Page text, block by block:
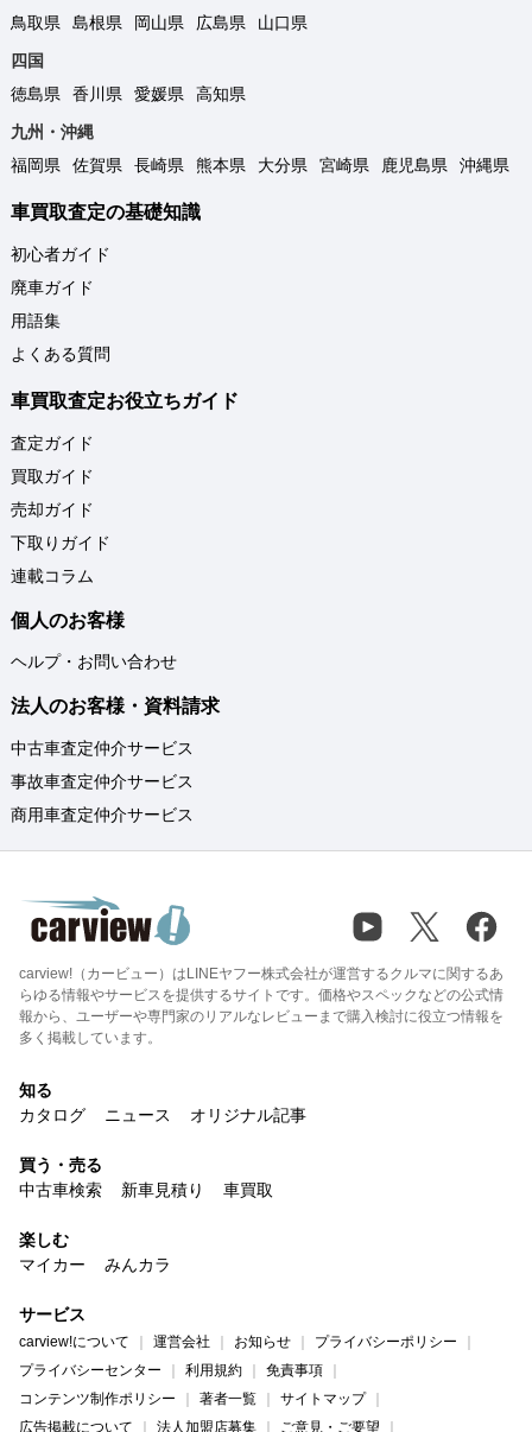
鳥取県
島根県 岡山県 広島県
山口県
四国
徳島県
香川県 愛媛県
高知県
九州・沖縄
福岡県
佐賀県 長崎県 熊本県 大分県 宮崎県 鹿児島県 沖縄県
車買取査定の基礎知識
初心者ガイド
廃車ガイド
用語集
よくある質問
車買取査定お役立ちガイド
査定ガイド
買取ガイド
売却ガイド
下取りガイド
連載コラム
個人のお客様
ヘルプ・お問い合わせ
法人のお客様・資料請求
中古車査定仲介サービス
事故車査定仲介サービス
商用車査定仲介サービス
carview!（カービュー）はLINEヤフー株式会社が運営するクルマに関するあ
らゆる情報やサービスを提供するサイトです。価格やスペックなどの公式情
報から、ユーザーや専門家のリアルなレビューまで購入検討に役立つ情報を
多く掲載しています。
知る
カタログ
ニュース オリジナル記事
買う・売る
中古車検索
新車見積り 車買取
楽しむ
マイカー
みんカラ
サービス
carview!について 運営会社 お知らせ
プライバシーポリシー
プライバシーセンター
利用規約
免責事項
コンテンツ制作ポリシー
著者一覧
サイトマップ
広告掲載について
法人加盟店募集 ご意見・ご要望